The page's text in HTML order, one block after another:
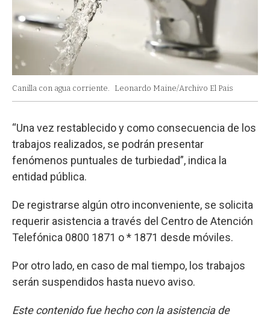
Canilla con agua corriente. Leonardo Maine/Archivo El Pais
“Una vez restablecido y como consecuencia de los
trabajos realizados, se podrán presentar
fenómenos puntuales de turbiedad”, indica la
entidad pública.
De registrarse algún otro inconveniente, se solicita
requerir asistencia a través del Centro de Atención
Telefónica 0800 1871 o * 1871 desde móviles.
Por otro lado, en caso de mal tiempo, los trabajos
serán suspendidos hasta nuevo aviso.
Este contenido fue hecho con la asistencia de